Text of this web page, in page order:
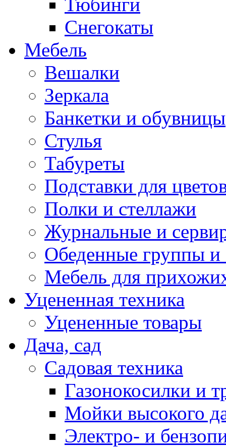
Снегокаты
Мебель
Вешалки
Зеркала
Банкетки и обувницы
Стулья
Табуреты
Подставки для
Полки и стеллажи
Журнальные и
Обеденные группы и
Мебель для
Уцененная техника
Уцененные товары
Дача, сад
Садовая техника
Газонокосилки и
Мойки высокого
Электро- и